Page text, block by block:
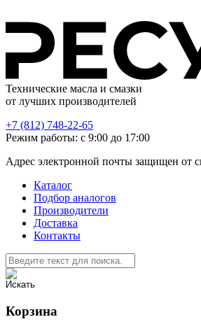
Технические масла и смазки
от лучших производителей
+7 (812) 748-22-65
Режим работы: с 9:00 до 17:00
Адрес электронной почты защищен от
Каталог
Подбор аналогов
Производители
Доставка
Контакты
Корзина